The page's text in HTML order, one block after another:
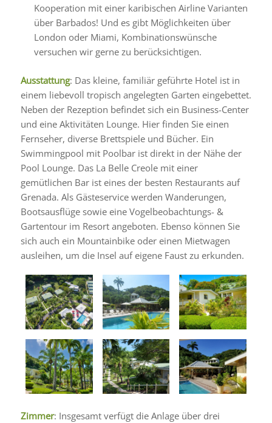
Kooperation mit einer karibischen Airline Varianten
über Barbados! Und es gibt Möglichkeiten über
London oder Miami, Kombinationswünsche
versuchen wir gerne zu berücksichtigen.
Ausstattung: Das kleine, familiär geführte Hotel ist in
einem liebevoll tropisch angelegten Garten eingebettet.
Neben der Rezeption befindet sich ein Business-Center
und eine Aktivitäten Lounge. Hier finden Sie einen
Fernseher, diverse Brettspiele und Bücher. Ein
Swimmingpool mit Poolbar ist direkt in der Nähe der
Pool Lounge. Das La Belle Creole mit einer
gemütlichen Bar ist eines der besten Restaurants auf
Grenada. Als Gästeservice werden Wanderungen,
Bootsausflüge sowie eine Vogelbeobachtungs- &
Gartentour im Resort angeboten. Ebenso können Sie
sich auch ein Mountainbike oder einen Mietwagen
ausleihen, um die Insel auf eigene Faust zu erkunden.
Zimmer: Insgesamt verfügt die Anlage über drei